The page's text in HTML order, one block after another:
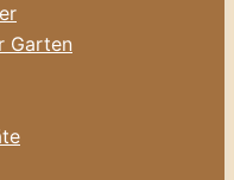
Garten